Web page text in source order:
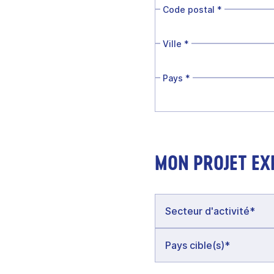
Code postal *
Ville *
Pays *
MON PROJET